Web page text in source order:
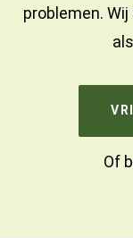
problemen.
Of